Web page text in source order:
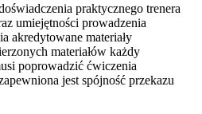
praktycznego trenera
umiejętności prowadzenia
akredytowane materiały
materiałów każdy
poprowadzić ćwiczenia
jest spójność przekazu